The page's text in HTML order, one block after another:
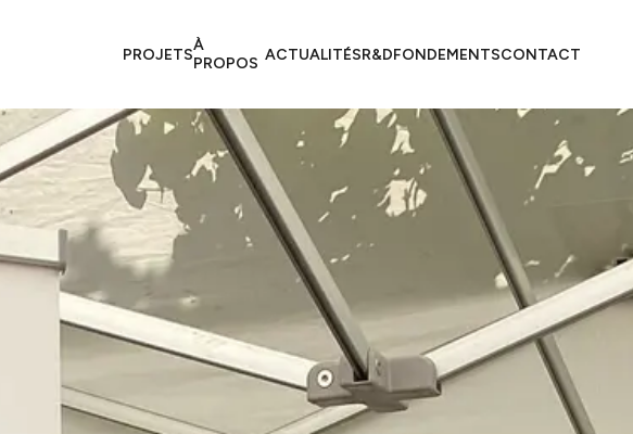
PROJETS​​​​‌ ‍ ​‍​‍‌‍ ‌ ​‍‌‍‍‌‌‍‌ ‌‍‍‌‌‍ ‍​‍​‍​ ‍‍​‍​‍‌ ​ ‌‍​‌‌‍ ‍‌‍‍‌‌ ‌​‌ ‍‌​‍ ‍‌‍‍‌‌‍ ​‍​‍​‍ ​​‍​‍‌‍‍​‌ ​‍‌‍‌‌‌‍‌‍​‍​‍​ ‍‍​‍​‍​‍ ‌ ​ ‌ ‌​‌ ‌‌‌‍‌​‌‍‍‌‌‍ ​‍ ‌‍‍‌‌‍ ‍‌ ‌​‌‍‌‌‌‍ ‍‌ ‌​​‍ ‌‍‌‌‌‍‌​‌‍‍‌‌ ‌​​‍ ‌‍ ‌‌‍ ‌‍‌​‌‍‌‌​ ‌‌ ​​‌ ​‍‌‍‌‌‌ ​ ‌‍‌‌‌‍ ‍‌ ‌​‌‍​‌‌ ‌​‌‍‍‌‌‍ ‌‍ ‍​ ‍ ‌‍‍‌‌‍‌​​ ‌​ ​​‌‍​ ‌‍​‌​ ‌‍‌‍​‍​ ‌‌​ ​‍‌‍​ ​‍ ‌‌‍‌​​ ‌‍​ ​‌‌‍​‍​‍ ‌​ ‌​​ ‌‌‌‍‌‌​ ‌‍​‍ ‌​ ‍​​ ‌ ‌‍​‌​ ‌​​‍ ‌​ ‌‌‌‍‌‌​ ​ ​ ‌‍​ ‌​‌‍‌‌​ ‌‍​ ​​‌‍​‌​ ‌‍​ ​‍​ ​ ​ ‍ ‌ ‌​‌ ‍‌‌ ​​‌‍‌‌​ ‌‌ ​ ‌‍‍‌‌ ‌​‌‍‌‌‌‌​ ‌‍‌‌‌ ‌​‌ ‌​‌‍‍‌‌‍ ‍‌‍‌ ‌ ​ ​ ‍ ‌ ​​‌‍​‌‌ ‌​‌‍‍​​ ‌‌‍ ‍‌‍​‌‌ ‌‍‌‍​‍‌‍​‌‌ ​‍​‍ ‍‌‍ ‍‌‍​‌‌ ‌‍‌​ ​‌‍‍‌‌‍ ‍‌‍‍ ‌ ​ ​‍‌‌​ ‌‌‌​​‍‌‌ ‌‍‍ ‌‍‌‌‌ ‍‌​‍‌‌​ ​ ‌​‌​​‍‌‌​ ​ ‌​‌​​‍‌‌​ ​‍​ ​‍‌‍‌​​ ‌ ‌‍‌‍​ ​ ‌‍‌‍​ ​​​ ​ ‌‍​ ​ ​‍‌‍‌‌​ ‌​​ ​​​‍‌‌​ ​‍​ ​‍​‍‌‌​ ‌‌‌​‌​​‍ ‍‌‍ ​‌‍​‌‌‍​‍‌‍‌‌‌‍ ​​ ‌‍​‍‌‍​‌‌ ​ ‌‍‌‌‌‌‌‌‌ ​‍‌‍ ​​ ‌​‍‌‌​ ​‍‌​‌‍‌ ​ ‌ ‌​‌ ‌‌‌‍‌​‌‍‍‌‌‍ ​‍‌‍‌‍‍‌‌‍‌​​ ‌​ ​​‌‍​ ‌‍​‌​ ‌‍‌‍​‍​ ‌‌​ ​‍‌‍​ ​‍ ‌‌‍‌​​ ‌‍​ ​‌‌‍​‍​‍ ‌​ ‌​​ ‌‌‌‍‌‌​ ‌‍​‍ ‌​ ‍​​ ‌ ‌‍​‌​ ‌​​‍ ‌​ ‌‌‌‍‌‌​ ​ ​ ‌‍​ ‌​‌‍‌‌​ ‌‍​ ​​‌‍​‌​ ‌‍​ ​‍​ ​ ​‍‌‍‌ ‌​‌ ‍‌‌ ​​‌‍‌‌​ ‌‌ ​ ‌‍‍‌‌ ‌​‌‍‌‌‌‌​ ‌‍‌‌‌ ‌​‌ ‌​‌‍‍‌‌‍ ‍‌‍‌ ‌ ​ ​‍‌‍‌ ​​‌‍​‌‌ ‌​‌‍‍​​ ‌‌‍ ‍‌‍​‌‌ ‌‍‌‍​‍‌‍​‌‌ ​‍​‍ ‍‌‍ ‍‌‍​‌‌ ‌‍‌​ ​‌‍‍‌‌‍ ‍‌‍‍ ‌ ​ ​‍‌‌​ ‌‌‌​​‍‌‌ ‌‍‍ ‌‍‌‌‌ ‍‌​‍‌‌​ ​ ‌​‌​​‍‌‌​ ​ ‌​‌​​‍‌‌​ ​‍​ ​‍‌‍‌​​ ‌ ‌‍‌‍​ ​ ‌‍‌‍​ ​​​ ​ ‌‍​ ​ ​‍‌‍‌‌​ ‌​​ ​​​‍‌‌​ ​‍​ ​‍​‍‌‌​ ‌‌‌​‌​​‍ ‍‌‍ ​‌‍​‌‌‍​‍‌‍‌‌‌‍ ​​‍‌‍‌ ​​‌‍‌‌‌ ​‍‌ ​ ‌ ​​‌‍‌‌‌‍​ ‌ ‌​‌‍‍‌‌ ‌‍‌‍‌‌​ ‌‌ ​​‌ ‌‌‌‍​‍‌‍ ​‌‍‍‌‌ ​ ‌‍‍​‌‍‌‌‌‍‌​​‍​‍‌ ‌À
PROPOS​​​​‌ ‍ ​‍​‍‌‍ ‌ ​‍‌‍‍‌‌‍‌ ‌‍‍‌‌‍ ‍​‍​‍​ ‍‍​‍​‍‌ ​ ‌‍​‌‌‍ ‍‌‍‍‌‌ ‌​‌ ‍‌​‍ ‍‌‍‍‌‌‍ ​‍​‍​‍ ​​‍​‍‌‍‍​‌ ​‍‌‍‌‌‌‍‌‍​‍​‍​ ‍‍​‍​‍​‍ ‌ ​ ‌ ‌​‌ ‌‌‌‍‌​‌‍‍‌‌‍ ​‍ ‌‍‍‌‌‍ ‍‌ ‌​‌‍‌‌‌‍ ‍‌ ‌​​‍ ‌‍‌‌‌‍‌​‌‍‍‌‌ ‌​​‍ ‌‍ ‌‌‍ ‌‍‌​‌‍‌‌​ ‌‌ ​​‌ ​‍‌‍‌‌‌ ​ ‌‍‌‌‌‍ ‍‌ ‌​‌‍​‌‌ ‌​‌‍‍‌‌‍ ‌‍ ‍​ ‍ ‌‍‍‌‌‍‌​​ ‌​ ​​‌‍​ ‌‍​‌​ ‌‍‌‍​‍​ ‌‌​ ​‍‌‍​ ​‍ ‌‌‍‌​​ ‌‍​ ​‌‌‍​‍​‍ ‌​ ‌​​ ‌‌‌‍‌‌​ ‌‍​‍ ‌​ ‍​​ ‌ ‌‍​‌​ ‌​​‍ ‌​ ‌‌‌‍‌‌​ ​ ​ ‌‍​ ‌​‌‍‌‌​ ‌‍​ ​​‌‍​‌​ ‌‍​ ​‍​ ​ ​ ‍ ‌ ‌​‌ ‍‌‌ ​​‌‍‌‌​ ‌‌ ​ ‌‍‍‌‌ ‌​‌‍‌‌‌‌​ ‌‍‌‌‌ ‌​‌ ‌​‌‍‍‌‌‍ ‍‌‍‌ ‌ ​ ​ ‍ ‌ ​​‌‍​‌‌ ‌​‌‍‍​​ ‌‌‍ ‍‌‍​‌‌ ‌‍‌‍​‍‌‍​‌‌ ​‍​‍ ‍‌‍ ‍‌‍​‌‌ ‌‍‌​ ​‌‍‍‌‌‍ ‍‌‍‍ ‌ ​ ​‍‌‌​ ‌‌‌​​‍‌‌ ‌‍‍ ‌‍‌‌‌ ‍‌​‍‌‌​ ​ ‌​‌​​‍‌‌​ ​ ‌​‌​​‍‌‌​ ​‍​ ​‍​ ‍​‌‍​‍​ ‍​​ ‌ ​ ​‌‌‍‌‍‌‍‌‌‌‍‌‍​ ​‌​ ‌‍​ ​‌​ ‌ ​‍‌‌​ ​‍​ ​‍​‍‌‌​ ‌‌‌​‌​​‍ ‍‌‍ ​‌‍​‌‌‍​‍‌‍‌‌‌‍ ​​ ‌‍​‍‌‍​‌‌ ​ ‌‍‌‌‌‌‌‌‌ ​‍‌‍ ​​ ‌​‍‌‌​ ​‍‌​‌‍‌ ​ ‌ ‌​‌ ‌‌‌‍‌​‌‍‍‌‌‍ ​‍‌‍‌‍‍‌‌‍‌​​ ‌​ ​​‌‍​ ‌‍​‌​ ‌‍‌‍​‍​ ‌‌​ ​‍‌‍​ ​‍ ‌‌‍‌​​ ‌‍​ ​‌‌‍​‍​‍ ‌​ ‌​​ ‌‌‌‍‌‌​ ‌‍​‍ ‌​ ‍​​ ‌ ‌‍​‌​ ‌​​‍ ‌​ ‌‌‌‍‌‌​ ​ ​ ‌‍​ ‌​‌‍‌‌​ ‌‍​ ​​‌‍​‌​ ‌‍​ ​‍​ ​ ​‍‌‍‌ ‌​‌ ‍‌‌ ​​‌‍‌‌​ ‌‌ ​ ‌‍‍‌‌ ‌​‌‍‌‌‌‌​ ‌‍‌‌‌ ‌​‌ ‌​‌‍‍‌‌‍ ‍‌‍‌ ‌ ​ ​‍‌‍‌ ​​‌‍​‌‌ ‌​‌‍‍​​ ‌‌‍ ‍‌‍​‌‌ ‌‍‌‍​‍‌‍​‌‌ ​‍​‍ ‍‌‍ ‍‌‍​‌‌ ‌‍‌​ ​‌‍‍‌‌‍ ‍‌‍‍ ‌ ​ ​‍‌‌​ ‌‌‌​​‍‌‌ ‌‍‍ ‌‍‌‌‌ ‍‌​‍‌‌​ ​ ‌​‌​​‍‌‌​ ​ ‌​‌​​‍‌‌​ ​‍​ ​‍​ ‍​‌‍​‍​ ‍​​ ‌ ​ ​‌‌‍‌‍‌‍‌‌‌‍‌‍​ ​‌​ ‌‍​ ​‌​ ‌ ​‍‌‌​ ​‍​ ​‍​‍‌‌​ ‌‌‌​‌​​‍ ‍‌‍ ​‌‍​‌‌‍​‍‌‍‌‌‌‍ ​​‍‌‍‌ ​​‌‍‌‌‌ ​‍‌ ​ ‌ ​​‌‍‌‌‌‍​ ‌ ‌​‌‍‍‌‌ ‌‍‌‍‌‌​ ‌‌ ​​‌ ‌‌‌‍​‍‌‍ ​‌‍‍‌‌ ​ ‌‍‍​‌‍‌‌‌‍‌​​‍​‍‌ ‌ ACTUALITÉS​​​​‌ ‍ ​‍​‍‌‍ ‌ ​‍‌‍‍‌‌‍‌ ‌‍‍‌‌‍ ‍​‍​‍​ ‍‍​‍​‍‌ ​ ‌‍​‌‌‍ ‍‌‍‍‌‌ ‌​‌ ‍‌​‍ ‍‌‍‍‌‌‍ ​‍​‍​‍ ​​‍​‍‌‍‍​‌ ​‍‌‍‌‌‌‍‌‍​‍​‍​ ‍‍​‍​‍​‍ ‌ ​ ‌ ‌​‌ ‌‌‌‍‌​‌‍‍‌‌‍ ​‍ ‌‍‍‌‌‍ ‍‌ ‌​‌‍‌‌‌‍ ‍‌ ‌​​‍ ‌‍‌‌‌‍‌​‌‍‍‌‌ ‌​​‍ ‌‍ ‌‌‍ ‌‍‌​‌‍‌‌​ ‌‌ ​​‌ ​‍‌‍‌‌‌ ​ ‌‍‌‌‌‍ ‍‌ ‌​‌‍​‌‌ ‌​‌‍‍‌‌‍ ‌‍ ‍​ ‍ ‌‍‍‌‌‍‌​​ ‌​ ​​‌‍​ ‌‍​‌​ ‌‍‌‍​‍​ ‌‌​ ​‍‌‍​ ​‍ ‌‌‍‌​​ ‌‍​ ​‌‌‍​‍​‍ ‌​ ‌​​ ‌‌‌‍‌‌​ ‌‍​‍ ‌​ ‍​​ ‌ ‌‍​‌​ ‌​​‍ ‌​ ‌‌‌‍‌‌​ ​ ​ ‌‍​ ‌​‌‍‌‌​ ‌‍​ ​​‌‍​‌​ ‌‍​ ​‍​ ​ ​ ‍ ‌ ‌​‌ ‍‌‌ ​​‌‍‌‌​ ‌‌ ​ ‌‍‍‌‌ ‌​‌‍‌‌‌‌​ ‌‍‌‌‌ ‌​‌ ‌​‌‍‍‌‌‍ ‍‌‍‌ ‌ ​ ​ ‍ ‌ ​​‌‍​‌‌ ‌​‌‍‍​​ ‌‌‍ ‍‌‍​‌‌ ‌‍‌‍​‍‌‍​‌‌ ​‍​‍ ‍‌‍ ‍‌‍​‌‌ ‌‍‌​ ​‌‍‍‌‌‍ ‍‌‍‍ ‌ ​ ​‍‌‌​ ‌‌‌​​‍‌‌ ‌‍‍ ‌‍‌‌‌ ‍‌​‍‌‌​ ​ ‌​‌​​‍‌‌​ ​ ‌​‌​​‍‌‌​ ​‍​ ​‍​ ‍​​ ​​​ ​‌​ ‌ ​ ‍​​ ‍​‌‍‌‍‌‍​‌​ ‌‍​ ​ ​ ​‍​ ​​​‍‌‌​ ​‍​ ​‍​‍‌‌​ ‌‌‌​‌​​‍ ‍‌‍ ​‌‍​‌‌‍​‍‌‍‌‌‌‍ ​​ ‌‍​‍‌‍​‌‌ ​ ‌‍‌‌‌‌‌‌‌ ​‍‌‍ ​​ ‌​‍‌‌​ ​‍‌​‌‍‌ ​ ‌ ‌​‌ ‌‌‌‍‌​‌‍‍‌‌‍ ​‍‌‍‌‍‍‌‌‍‌​​ ‌​ ​​‌‍​ ‌‍​‌​ ‌‍‌‍​‍​ ‌‌​ ​‍‌‍​ ​‍ ‌‌‍‌​​ ‌‍​ ​‌‌‍​‍​‍ ‌​ ‌​​ ‌‌‌‍‌‌​ ‌‍​‍ ‌​ ‍​​ ‌ ‌‍​‌​ ‌​​‍ ‌​ ‌‌‌‍‌‌​ ​ ​ ‌‍​ ‌​‌‍‌‌​ ‌‍​ ​​‌‍​‌​ ‌‍​ ​‍​ ​ ​‍‌‍‌ ‌​‌ ‍‌‌ ​​‌‍‌‌​ ‌‌ ​ ‌‍‍‌‌ ‌​‌‍‌‌‌‌​ ‌‍‌‌‌ ‌​‌ ‌​‌‍‍‌‌‍ ‍‌‍‌ ‌ ​ ​‍‌‍‌ ​​‌‍​‌‌ ‌​‌‍‍​​ ‌‌‍ ‍‌‍​‌‌ ‌‍‌‍​‍‌‍​‌‌ ​‍​‍ ‍‌‍ ‍‌‍​‌‌ ‌‍‌​ ​‌‍‍‌‌‍ ‍‌‍‍ ‌ ​ ​‍‌‌​ ‌‌‌​​‍‌‌ ‌‍‍ ‌‍‌‌‌ ‍‌​‍‌‌​ ​ ‌​‌​​‍‌‌​ ​ ‌​‌​​‍‌‌​ ​‍​ ​‍​ ‍​​ ​​​ ​‌​ ‌ ​ ‍​​ ‍​‌‍‌‍‌‍​‌​ ‌‍​ ​ ​ ​‍​ ​​​‍‌‌​ ​‍​ ​‍​‍‌‌​ ‌‌‌​‌​​‍ ‍‌‍ ​‌‍​‌‌‍​‍‌‍‌‌‌‍ ​​‍‌‍‌ ​​‌‍‌‌‌ ​‍‌ ​ ‌ ​​‌‍‌‌‌‍​ ‌ ‌​‌‍‍‌‌ ‌‍‌‍‌‌​ ‌‌ ​​‌ ‌‌‌‍​‍‌‍ ​‌‍‍‌‌ ​ ‌‍‍​‌‍‌‌‌‍‌​​‍​‍‌ ‌R&D​​​​‌ ‍ ​‍​‍‌‍ ‌ ​‍‌‍‍‌‌‍‌ ‌‍‍‌‌‍ ‍​‍​‍​ ‍‍​‍​‍‌ ​ ‌‍​‌‌‍ ‍‌‍‍‌‌ ‌​‌ ‍‌​‍ ‍‌‍‍‌‌‍ ​‍​‍​‍ ​​‍​‍‌‍‍​‌ ​‍‌‍‌‌‌‍‌‍​‍​‍​ ‍‍​‍​‍​‍ ‌ ​ ‌ ‌​‌ ‌‌‌‍‌​‌‍‍‌‌‍ ​‍ ‌‍‍‌‌‍ ‍‌ ‌​‌‍‌‌‌‍ ‍‌ ‌​​‍ ‌‍‌‌‌‍‌​‌‍‍‌‌ ‌​​‍ ‌‍ ‌‌‍ ‌‍‌​‌‍‌‌​ ‌‌ ​​‌ ​‍‌‍‌‌‌ ​ ‌‍‌‌‌‍ ‍‌ ‌​‌‍​‌‌ ‌​‌‍‍‌‌‍ ‌‍ ‍​ ‍ ‌‍‍‌‌‍‌​​ ‌​ ​​‌‍​ ‌‍​‌​ ‌‍‌‍​‍​ ‌‌​ ​‍‌‍​ ​‍ ‌‌‍‌​​ ‌‍​ ​‌‌‍​‍​‍ ‌​ ‌​​ ‌‌‌‍‌‌​ ‌‍​‍ ‌​ ‍​​ ‌ ‌‍​‌​ ‌​​‍ ‌​ ‌‌‌‍‌‌​ ​ ​ ‌‍​ ‌​‌‍‌‌​ ‌‍​ ​​‌‍​‌​ ‌‍​ ​‍​ ​ ​ ‍ ‌ ‌​‌ ‍‌‌ ​​‌‍‌‌​ ‌‌ ​ ‌‍‍‌‌ ‌​‌‍‌‌‌‌​ ‌‍‌‌‌ ‌​‌ ‌​‌‍‍‌‌‍ ‍‌‍‌ ‌ ​ ​ ‍ ‌ ​​‌‍​‌‌ ‌​‌‍‍​​ ‌‌‍ ‍‌‍​‌‌ ‌‍‌‍​‍‌‍​‌‌ ​‍​‍ ‍‌‍ ‍‌‍​‌‌ ‌‍‌​ ​‌‍‍‌‌‍ ‍‌‍‍ ‌ ​ ​‍‌‌​ ‌‌‌​​‍‌‌ ‌‍‍ ‌‍‌‌‌ ‍‌​‍‌‌​ ​ ‌​‌​​‍‌‌​ ​ ‌​‌​​‍‌‌​ ​‍​ ​‍​ ‍‌‌‍​‌‌‍‌‌​ ​​‌‍​‍‌‍​‌​ ‌​​ ‌​​ ‌ ​ ‍‌‌‍​ ​ ‌​​‍‌‌​ ​‍​ ​‍​‍‌‌​ ‌‌‌​‌​​‍ ‍‌‍ ​‌‍​‌‌‍​‍‌‍‌‌‌‍ ​​ ‌‍​‍‌‍​‌‌ ​ ‌‍‌‌‌‌‌‌‌ ​‍‌‍ ​​ ‌​‍‌‌​ ​‍‌​‌‍‌ ​ ‌ ‌​‌ ‌‌‌‍‌​‌‍‍‌‌‍ ​‍‌‍‌‍‍‌‌‍‌​​ ‌​ ​​‌‍​ ‌‍​‌​ ‌‍‌‍​‍​ ‌‌​ ​‍‌‍​ ​‍ ‌‌‍‌​​ ‌‍​ ​‌‌‍​‍​‍ ‌​ ‌​​ ‌‌‌‍‌‌​ ‌‍​‍ ‌​ ‍​​ ‌ ‌‍​‌​ ‌​​‍ ‌​ ‌‌‌‍‌‌​ ​ ​ ‌‍​ ‌​‌‍‌‌​ ‌‍​ ​​‌‍​‌​ ‌‍​ ​‍​ ​ ​‍‌‍‌ ‌​‌ ‍‌‌ ​​‌‍‌‌​ ‌‌ ​ ‌‍‍‌‌ ‌​‌‍‌‌‌‌​ ‌‍‌‌‌ ‌​‌ ‌​‌‍‍‌‌‍ ‍‌‍‌ ‌ ​ ​‍‌‍‌ ​​‌‍​‌‌ ‌​‌‍‍​​ ‌‌‍ ‍‌‍​‌‌ ‌‍‌‍​‍‌‍​‌‌ ​‍​‍ ‍‌‍ ‍‌‍​‌‌ ‌‍‌​ ​‌‍‍‌‌‍ ‍‌‍‍ ‌ ​ ​‍‌‌​ ‌‌‌​​‍‌‌ ‌‍‍ ‌‍‌‌‌ ‍‌​‍‌‌​ ​ ‌​‌​​‍‌‌​ ​ ‌​‌​​‍‌‌​ ​‍​ ​‍​ ‍‌‌‍​‌‌‍‌‌​ ​​‌‍​‍‌‍​‌​ ‌​​ ‌​​ ‌ ​ ‍‌‌‍​ ​ ‌​​‍‌‌​ ​‍​ ​‍​‍‌‌​ ‌‌‌​‌​​‍ ‍‌‍ ​‌‍​‌‌‍​‍‌‍‌‌‌‍ ​​‍‌‍‌ ​​‌‍‌‌‌ ​‍‌ ​ ‌ ​​‌‍‌‌‌‍​ ‌ ‌​‌‍‍‌‌ ‌‍‌‍‌‌​ ‌‌ ​​‌ ‌‌‌‍​‍‌‍ ​‌‍‍‌‌ ​ ‌‍‍​‌‍‌‌‌‍‌​​‍​‍‌ ‌FONDEMENTS​​​​‌ ‍ ​‍​‍‌‍ ‌ ​‍‌‍‍‌‌‍‌ ‌‍‍‌‌‍ ‍​‍​‍​ ‍‍​‍​‍‌ ​ ‌‍​‌‌‍ ‍‌‍‍‌‌ ‌​‌ ‍‌​‍ ‍‌‍‍‌‌‍ ​‍​‍​‍ ​​‍​‍‌‍‍​‌ ​‍‌‍‌‌‌‍‌‍​‍​‍​ ‍‍​‍​‍​‍ ‌ ​ ‌ ‌​‌ ‌‌‌‍‌​‌‍‍‌‌‍ ​‍ ‌‍‍‌‌‍ ‍‌ ‌​‌‍‌‌‌‍ ‍‌ ‌​​‍ ‌‍‌‌‌‍‌​‌‍‍‌‌ ‌​​‍ ‌‍ ‌‌‍ ‌‍‌​‌‍‌‌​ ‌‌ ​​‌ ​‍‌‍‌‌‌ ​ ‌‍‌‌‌‍ ‍‌ ‌​‌‍​‌‌ ‌​‌‍‍‌‌‍ ‌‍ ‍​ ‍ ‌‍‍‌‌‍‌​​ ‌​ ​​‌‍​ ‌‍​‌​ ‌‍‌‍​‍​ ‌‌​ ​‍‌‍​ ​‍ ‌‌‍‌​​ ‌‍​ ​‌‌‍​‍​‍ ‌​ ‌​​ ‌‌‌‍‌‌​ ‌‍​‍ ‌​ ‍​​ ‌ ‌‍​‌​ ‌​​‍ ‌​ ‌‌‌‍‌‌​ ​ ​ ‌‍​ ‌​‌‍‌‌​ ‌‍​ ​​‌‍​‌​ ‌‍​ ​‍​ ​ ​ ‍ ‌ ‌​‌ ‍‌‌ ​​‌‍‌‌​ ‌‌ ​ ‌‍‍‌‌ ‌​‌‍‌‌‌‌​ ‌‍‌‌‌ ‌​‌ ‌​‌‍‍‌‌‍ ‍‌‍‌ ‌ ​ ​ ‍ ‌ ​​‌‍​‌‌ ‌​‌‍‍​​ ‌‌‍ ‍‌‍​‌‌ ‌‍‌‍​‍‌‍​‌‌ ​‍​‍ ‍‌‍ ‍‌‍​‌‌ ‌‍‌​ ​‌‍‍‌‌‍ ‍‌‍‍ ‌ ​ ​‍‌‌​ ‌‌‌​​‍‌‌ ‌‍‍ ‌‍‌‌‌ ‍‌​‍‌‌​ ​ ‌​‌​​‍‌‌​ ​ ‌​‌​​‍‌‌​ ​‍​ ​‍‌‍‌‌‌‍‌​‌‍‌‌​ ​‍​ ​‌​ ‌‍‌‍​ ​ ‍​​ ‍​​ ‌​​ ‌ ​ ​​​‍‌‌​ ​‍​ ​‍​‍‌‌​ ‌‌‌​‌​​‍ ‍‌‍ ​‌‍​‌‌‍​‍‌‍‌‌‌‍ ​​ ‌‍​‍‌‍​‌‌ ​ ‌‍‌‌‌‌‌‌‌ ​‍‌‍ ​​ ‌​‍‌‌​ ​‍‌​‌‍‌ ​ ‌ ‌​‌ ‌‌‌‍‌​‌‍‍‌‌‍ ​‍‌‍‌‍‍‌‌‍‌​​ ‌​ ​​‌‍​ ‌‍​‌​ ‌‍‌‍​‍​ ‌‌​ ​‍‌‍​ ​‍ ‌‌‍‌​​ ‌‍​ ​‌‌‍​‍​‍ ‌​ ‌​​ ‌‌‌‍‌‌​ ‌‍​‍ ‌​ ‍​​ ‌ ‌‍​‌​ ‌​​‍ ‌​ ‌‌‌‍‌‌​ ​ ​ ‌‍​ ‌​‌‍‌‌​ ‌‍​ ​​‌‍​‌​ ‌‍​ ​‍​ ​ ​‍‌‍‌ ‌​‌ ‍‌‌ ​​‌‍‌‌​ ‌‌ ​ ‌‍‍‌‌ ‌​‌‍‌‌‌‌​ ‌‍‌‌‌ ‌​‌ ‌​‌‍‍‌‌‍ ‍‌‍‌ ‌ ​ ​‍‌‍‌ ​​‌‍​‌‌ ‌​‌‍‍​​ ‌‌‍ ‍‌‍​‌‌ ‌‍‌‍​‍‌‍​‌‌ ​‍​‍ ‍‌‍ ‍‌‍​‌‌ ‌‍‌​ ​‌‍‍‌‌‍ ‍‌‍‍ ‌ ​ ​‍‌‌​ ‌‌‌​​‍‌‌ ‌‍‍ ‌‍‌‌‌ ‍‌​‍‌‌​ ​ ‌​‌​​‍‌‌​ ​ ‌​‌​​‍‌‌​ ​‍​ ​‍‌‍‌‌‌‍‌​‌‍‌‌​ ​‍​ ​‌​ ‌‍‌‍​ ​ ‍​​ ‍​​ ‌​​ ‌ ​ ​​​‍‌‌​ ​‍​ ​‍​‍‌‌​ ‌‌‌​‌​​‍ ‍‌‍ ​‌‍​‌‌‍​‍‌‍‌‌‌‍ ​​‍‌‍‌ ​​‌‍‌‌‌ ​‍‌ ​ ‌ ​​‌‍‌‌‌‍​ ‌ ‌​‌‍‍‌‌ ‌‍‌‍‌‌​ ‌‌ ​​‌ ‌‌‌‍​‍‌‍ ​‌‍‍‌‌ ​ ‌‍‍​‌‍‌‌‌‍‌​​‍​‍‌ ‌CONTACT​​​​‌ ‍ ​‍​‍‌‍ ‌ ​‍‌‍‍‌‌‍‌ ‌‍‍‌‌‍ ‍​‍​‍​ ‍‍​‍​‍‌ ​ ‌‍​‌‌‍ ‍‌‍‍‌‌ ‌​‌ ‍‌​‍ ‍‌‍‍‌‌‍ ​‍​‍​‍ ​​‍​‍‌‍‍​‌ ​‍‌‍‌‌‌‍‌‍​‍​‍​ ‍‍​‍​‍​‍ ‌ ​ ‌ ‌​‌ ‌‌‌‍‌​‌‍‍‌‌‍ ​‍ ‌‍‍‌‌‍ ‍‌ ‌​‌‍‌‌‌‍ ‍‌ ‌​​‍ ‌‍‌‌‌‍‌​‌‍‍‌‌ ‌​​‍ ‌‍ ‌‌‍ ‌‍‌​‌‍‌‌​ ‌‌ ​​‌ ​‍‌‍‌‌‌ ​ ‌‍‌‌‌‍ ‍‌ ‌​‌‍​‌‌ ‌​‌‍‍‌‌‍ ‌‍ ‍​ ‍ ‌‍‍‌‌‍‌​​ ‌​ ​​‌‍​ ‌‍​‌​ ‌‍‌‍​‍​ ‌‌​ ​‍‌‍​ ​‍ ‌‌‍‌​​ ‌‍​ ​‌‌‍​‍​‍ ‌​ ‌​​ ‌‌‌‍‌‌​ ‌‍​‍ ‌​ ‍​​ ‌ ‌‍​‌​ ‌​​‍ ‌​ ‌‌‌‍‌‌​ ​ ​ ‌‍​ ‌​‌‍‌‌​ ‌‍​ ​​‌‍​‌​ ‌‍​ ​‍​ ​ ​ ‍ ‌ ‌​‌ ‍‌‌ ​​‌‍‌‌​ ‌‌ ​ ‌‍‍‌‌ ‌​‌‍‌‌‌‌​ ‌‍‌‌‌ ‌​‌ ‌​‌‍‍‌‌‍ ‍‌‍‌ ‌ ​ ​ ‍ ‌ ​​‌‍​‌‌ ‌​‌‍‍​​ ‌‌‍ ‍‌‍​‌‌ ‌‍‌‍​‍‌‍​‌‌ ​‍​‍ ‍‌‍ ‍‌‍​‌‌ ‌‍‌​ ​‌‍‍‌‌‍ ‍‌‍‍ ‌ ​ ​‍‌‌​ ‌‌‌​​‍‌‌ ‌‍‍ ‌‍‌‌‌ ‍‌​‍‌‌​ ​ ‌​‌​​‍‌‌​ ​ ‌​‌​​‍‌‌​ ​‍​ ​‍‌‍‌​​ ‌ ​ ‌​​ ​ ​ ​ ‌‍​ ​ ​‍​ ‍​‌‍‌‌​ ‌ ‌‍‌‌​ ‌ ​‍‌‌​ ​‍​ ​‍​‍‌‌​ ‌‌‌​‌​​‍ ‍‌‍ ​‌‍​‌‌‍​‍‌‍‌‌‌‍ ​​ ‌‍​‍‌‍​‌‌ ​ ‌‍‌‌‌‌‌‌‌ ​‍‌‍ ​​ ‌​‍‌‌​ ​‍‌​‌‍‌ ​ ‌ ‌​‌ ‌‌‌‍‌​‌‍‍‌‌‍ ​‍‌‍‌‍‍‌‌‍‌​​ ‌​ ​​‌‍​ ‌‍​‌​ ‌‍‌‍​‍​ ‌‌​ ​‍‌‍​ ​‍ ‌‌‍‌​​ ‌‍​ ​‌‌‍​‍​‍ ‌​ ‌​​ ‌‌‌‍‌‌​ ‌‍​‍ ‌​ ‍​​ ‌ ‌‍​‌​ ‌​​‍ ‌​ ‌‌‌‍‌‌​ ​ ​ ‌‍​ ‌​‌‍‌‌​ ‌‍​ ​​‌‍​‌​ ‌‍​ ​‍​ ​ ​‍‌‍‌ ‌​‌ ‍‌‌ ​​‌‍‌‌​ ‌‌ ​ ‌‍‍‌‌ ‌​‌‍‌‌‌‌​ ‌‍‌‌‌ ‌​‌ ‌​‌‍‍‌‌‍ ‍‌‍‌ ‌ ​ ​‍‌‍‌ ​​‌‍​‌‌ ‌​‌‍‍​​ ‌‌‍ ‍‌‍​‌‌ ‌‍‌‍​‍‌‍​‌‌ ​‍​‍ ‍‌‍ ‍‌‍​‌‌ ‌‍‌​ ​‌‍‍‌‌‍ ‍‌‍‍ ‌ ​ ​‍‌‌​ ‌‌‌​​‍‌‌ ‌‍‍ ‌‍‌‌‌ ‍‌​‍‌‌​ ​ ‌​‌​​‍‌‌​ ​ ‌​‌​​‍‌‌​ ​‍​ ​‍‌‍‌​​ ‌ ​ ‌​​ ​ ​ ​ ‌‍​ ​ ​‍​ ‍​‌‍‌‌​ ‌ ‌‍‌‌​ ‌ ​‍‌‌​ ​‍​ ​‍​‍‌‌​ ‌‌‌​‌​​‍ ‍‌‍ ​‌‍​‌‌‍​‍‌‍‌‌‌‍ ​​‍‌‍‌ ​​‌‍‌‌‌ ​‍‌ ​ ‌ ​​‌‍‌‌‌‍​ ‌ ‌​‌‍‍‌‌ ‌‍‌‍‌‌​ ‌‌ ​​‌ ‌‌‌‍​‍‌‍ ​‌‍‍‌‌ ​ ‌‍‍​‌‍‌‌‌‍‌​​‍​‍‌ ‌